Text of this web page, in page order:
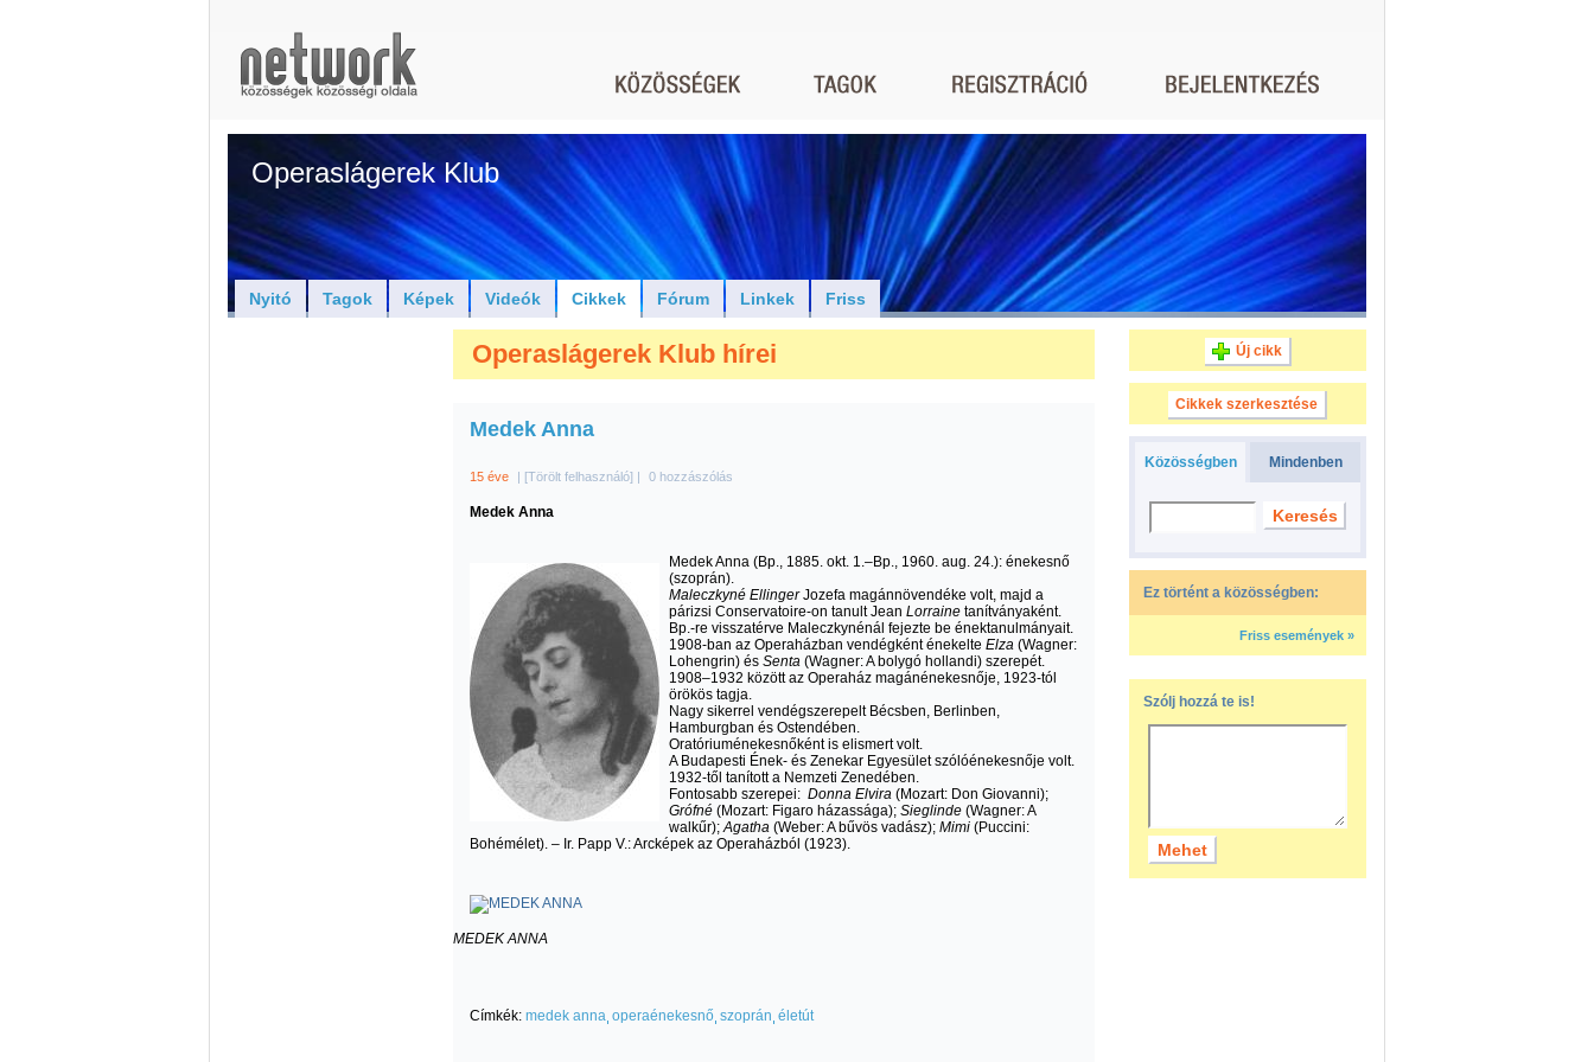
Operaslágerek Klub
Nyitó Tagok Képek Videók Cikkek Fórum Linkek Friss
Operaslágerek Klub hírei
Medek Anna
15 éve | [Törölt felhasználó] | 0 hozzászólás
Medek Anna
Medek Anna (Bp., 1885. okt. 1.–Bp., 1960. aug. 24.): énekesnő
(szoprán).
Maleczkyné EllingerJozefa magánnövendéke volt, majd a
párizsi Conservatoire-on tanult Jean Lorraine tanítványaként.
Bp.-re visszatérve Maleczkynénál fejezte be énektanulmányait.
1908-ban az Operaházban vendégként énekelte Elza (Wagner:
Lohengrin) és Senta (Wagner: A bolygó hollandi) szerepét.
1908–1932 között az Operaház magánénekesnője, 1923-tól
örökös tagja.
Nagy sikerrel vendégszerepelt Bécsben, Berlinben,
Hamburgban és Ostendében.
Oratóriuménekesnőként is elismert volt.
A Budapesti Ének- és Zenekar Egyesület szólóénekesnője volt.
1932-től tanított a Nemzeti Zenedében.
Fontosabb szerepei: Donna Elvira (Mozart: Don Giovanni);
Grófné (Mozart: Figaro házassága); Sieglinde (Wagner: A
walkűr);Agatha (Weber: A bűvös vadász); Mimi (Puccini:
Bohémélet). – Ir. Papp V.: Arcképek az Operaházból (1923).
MEDEK ANNA
Címkék: medek anna operaénekesnő szoprán életút
Új cikk
Cikkek szerkesztése
Közösségben Mindenben
Ez történt a közösségben:
Friss események »
Szólj hozzá te is!